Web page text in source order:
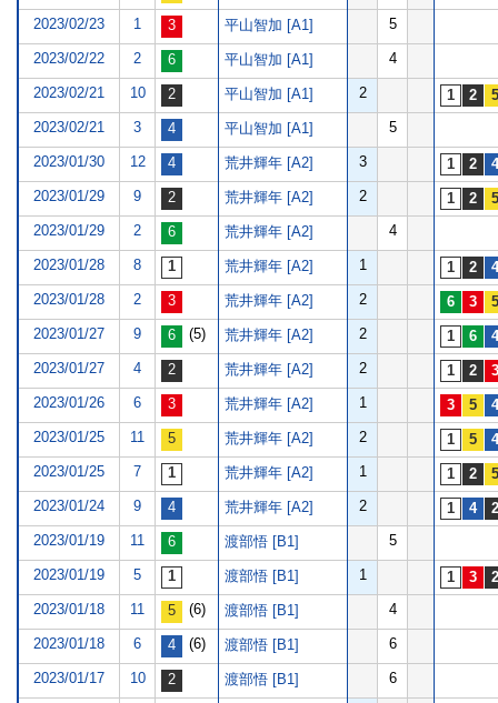
2023/02/23 1 平山智加 [A1] 5
2023/02/22 2 平山智加 [A1] 4
2023/02/21 10 平山智加 [A1] 2
2023/02/21 3 平山智加 [A1] 5
2023/01/30 12 荒井輝年 [A2] 3
2023/01/29 9 荒井輝年 [A2] 2
2023/01/29 2 荒井輝年 [A2] 4
2023/01/28 8 荒井輝年 [A2] 1
2023/01/28 2 荒井輝年 [A2] 2
2023/01/27 9 (5) 荒井輝年 [A2] 2
2023/01/27 4 荒井輝年 [A2] 2
2023/01/26 6 荒井輝年 [A2] 1
2023/01/25 11 荒井輝年 [A2] 2
2023/01/25 7 荒井輝年 [A2] 1
2023/01/24 9 荒井輝年 [A2] 2
2023/01/19 11 渡部悟 [B1] 5
2023/01/19 5 渡部悟 [B1] 1
2023/01/18 11 (6) 渡部悟 [B1] 4
2023/01/18 6 (6) 渡部悟 [B1] 6
2023/01/17 10 渡部悟 [B1] 6